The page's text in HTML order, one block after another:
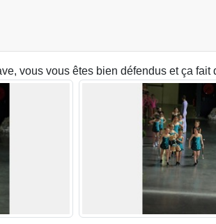
vous vous êtes bien défendus et ça